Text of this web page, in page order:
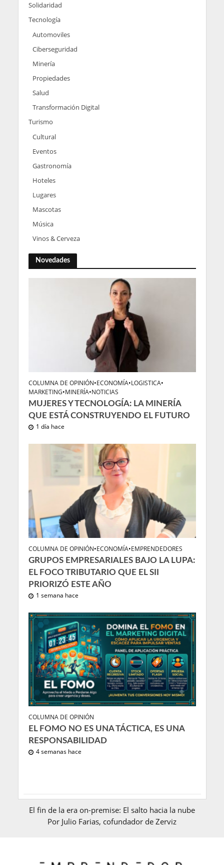
Solidaridad
Tecnología
Automoviles
Ciberseguridad
Minería
Propiedades
Salud
Transformación Digital
Turismo
Cultural
Eventos
Gastronomía
Hoteles
Lugares
Mascotas
Música
Vinos & Cerveza
Novedades
COLUMNA DE OPINIÓN•ECONOMÍA•LOGISTICA•
MARKETING•MINERÍA•NOTICIAS
MUJERES Y TECNOLOGÍA: LA MINERÍA
QUE ESTÁ CONSTRUYENDO EL FUTURO
1 día hace
COLUMNA DE OPINIÓN•ECONOMÍA•EMPRENDEDORES
GRUPOS EMPRESARIALES BAJO LA LUPA:
EL FOCO TRIBUTARIO QUE EL SII
PRIORIZÓ ESTE AÑO
1 semana hace
COLUMNA DE OPINIÓN
EL FOMO NO ES UNA TÁCTICA, ES UNA
RESPONSABILIDAD
4 semanas hace
El fin de la era on-premise: El salto hacia la nube
Por Julio Farias, cofundador de Zerviz